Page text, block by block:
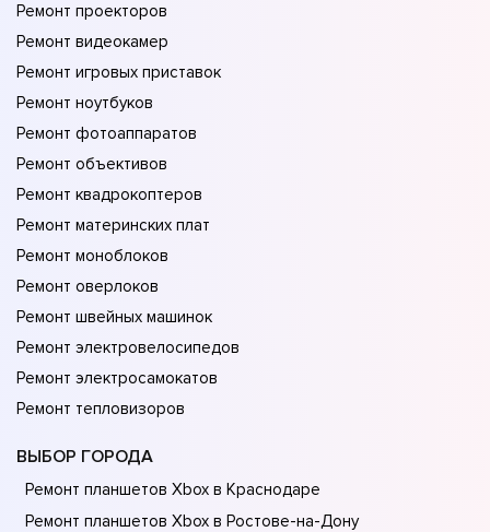
Ремонт проекторов
Ремонт видеокамер
Ремонт игровых приставок
Ремонт ноутбуков
Ремонт фотоаппаратов
Ремонт объективов
Ремонт квадрокоптеров
Ремонт материнских плат
Ремонт моноблоков
Ремонт оверлоков
Ремонт швейных машинок
Ремонт электровелосипедов
Ремонт электросамокатов
Ремонт тепловизоров
ВЫБОР ГОРОДА
Ремонт планшетов Xbox в Краснодаре
Ремонт планшетов Xbox в Ростове-на-Донy